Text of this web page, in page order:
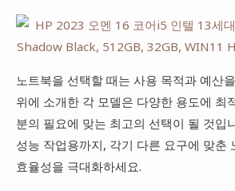
노트북을 선택할 때는 사용 목적과 예산
위에 소개한 각 모델은 다양한 용도에 최
분의 필요에 맞는 최고의 선택이 될 것입
성능 작업용까지, 각기 다른 요구에 맞춘
효율성을 극대화하세요.